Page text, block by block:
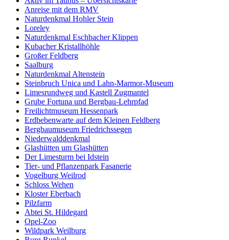
Anreise mit dem RMV
Naturdenkmal Hohler Stein
Loreley
Naturdenkmal Eschbacher Klippen
Kubacher Kristallhöhle
Großer Feldberg
Saalburg
Naturdenkmal Altenstein
Steinbruch Unica und Lahn-Marmor-Museum
Limesrundweg und Kastell Zugmantel
Grube Fortuna und Bergbau-Lehrpfad
Freilichtmuseum Hessenpark
Erdbebenwarte auf dem Kleinen Feldberg
Bergbaumuseum Friedrichssegen
Niederwalddenkmal
Glashütten um Glashütten
Der Limesturm bei Idstein
Tier- und Pflanzenpark Fasanerie
Vogelburg Weilrod
Schloss Wehen
Kloster Eberbach
Pilzfarm
Abtei St. Hildegard
Opel-Zoo
Wildpark Weilburg